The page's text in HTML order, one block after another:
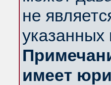
не
указанных
имеет